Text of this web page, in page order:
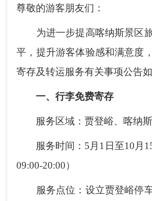
尊敬的游客朋友们：
为进一步提高喀纳斯景区
平，提升游客体验感和满意度
寄存及转运服务有关事项公告如
一、行李免费寄存
服务区域：贾登峪、喀纳斯
服务时间：5月1日至10月
09:00-20:00）
服务点位：设立贾登峪停